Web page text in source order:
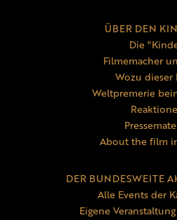
ÜBER DEN
Die
Filmemacher
Wozu dieser
Weltpremerie
About the film
DER BUNDESWEITE
Alle Events der
Eigene